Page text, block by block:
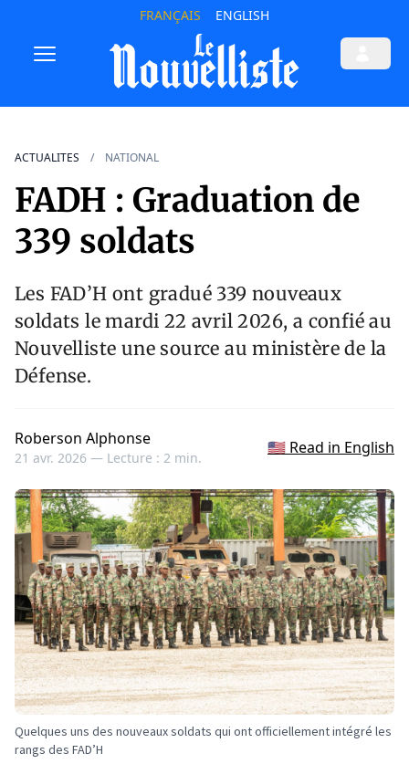
FRANÇAIS ENGLISH
ACTUALITES NATIONAL
FADH : Graduation de
339 soldats
Les FAD’H ont gradué 339 nouveaux
soldats le mardi 22 avril 2026, a confié au
Nouvelliste une source au ministère de la
Défense.
Roberson Alphonse
21 avr. 2026 — Lecture : 2 min.
🇺🇸 Read in English
Quelques uns des nouveaux soldats qui ont officiellement intégré les
rangs des FAD’H